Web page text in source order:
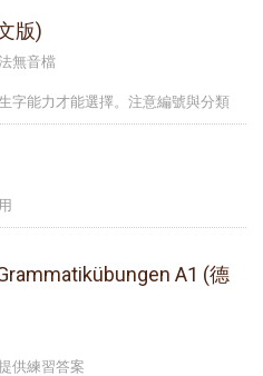
版)
無音檔
字能力才能選擇。注意編號與分類
A1 (德
供練習答案